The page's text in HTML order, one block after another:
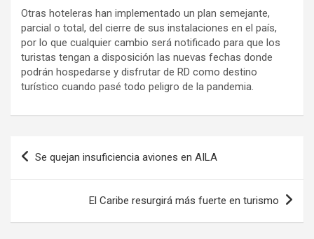
Otras hoteleras han implementado un plan semejante,
parcial o total, del cierre de sus instalaciones en el país,
por lo que cualquier cambio será notificado para que los
turistas tengan a disposición las nuevas fechas donde
podrán hospedarse y disfrutar de RD como destino
turístico cuando pasé todo peligro de la pandemia.
Navegación
Se quejan insuficiencia aviones en AILA
El Caribe resurgirá más fuerte en turismo